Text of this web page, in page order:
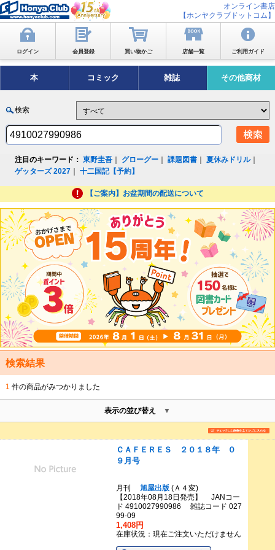
オンライン書店
【ホンヤクラブドットコム】
ログイン 会員登録 買い物かご 店舗一覧 ご利用ガイド
本 コミック 雑誌 その他商材
検索
注目のキーワード： 東野圭吾 グローグー ｜課題図書 ｜夏休みドリル｜
ゲッターズ 2027 ｜十二国記【予約】
【ご案内】お盆期間の配送について
検索結果
1 件の商品がみつかりました
表示の並び替え
ＣＡＦＥＲＥＳ ２０１８年 ０
９月号
月刊 旭屋出版 (Ａ４変)
【2018年08月18日発売】 JANコー
ド 4910027990986 雑誌コード 027
99-09
1,408円
在庫状況：現在ご注文いただけません